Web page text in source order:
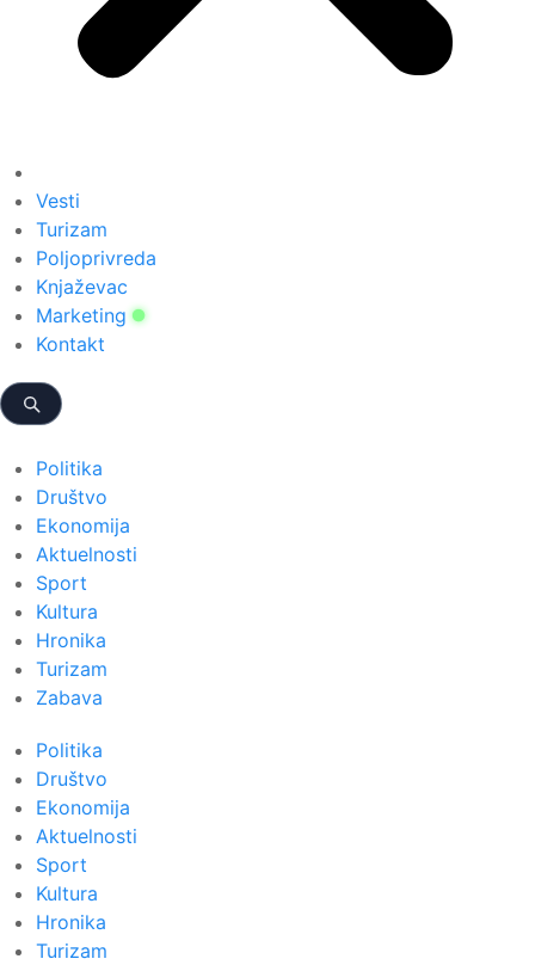
Vesti
Turizam
Poljoprivreda
Knjaževac
Marketing
Kontakt
Politika
Društvo
Ekonomija
Aktuelnosti
Sport
Kultura
Hronika
Turizam
Zabava
Politika
Društvo
Ekonomija
Aktuelnosti
Sport
Kultura
Hronika
Turizam